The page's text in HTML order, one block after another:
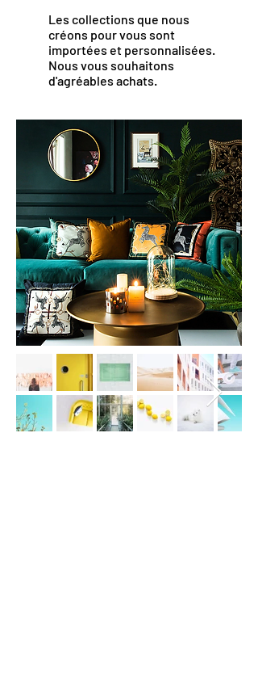
Les collections que nous
créons pour vous sont
importées et personnalisées.
Nous vous souhaitons
d'agréables achats.